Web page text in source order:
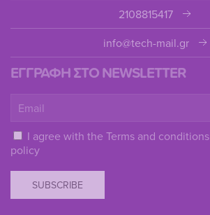
2108815417
info@tech-mail.gr
ΕΓΓΡΑΦΗ ΣΤΟ NEWSLETTER
I agree with the Terms and conditions
policy
SUBSCRIBE